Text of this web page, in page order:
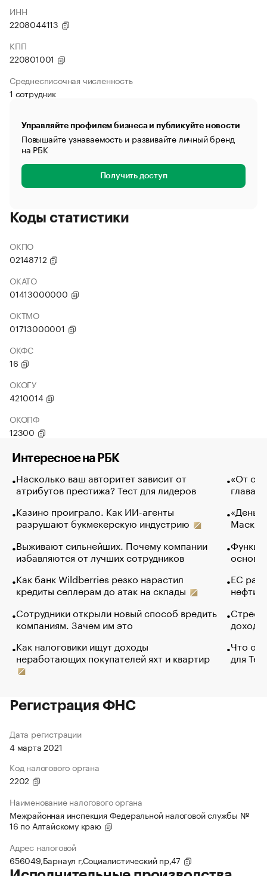
ИНН
2208044113
КПП
220801001
Среднесписочная численность
1 сотрудник
Управляйте профилем бизнеса и публикуйте новости
Повышайте узнаваемость и развивайте личный бренд
на РБК
Получить доступ
Коды статистики
ОКПО
02148712
ОКАТО
01413000000
ОКТМО
01713000001
ОКФС
16
ОКОГУ
4210014
ОКОПФ
12300
Интересное на РБК
Насколько ваш авторитет зависит от
атрибутов престижа? Тест для лидеров
Казино проиграло. Как ИИ-агенты
разрушают букмекерскую индустрию
Выживают сильнейших. Почему компании
избавляются от лучших сотрудников
Как банк Wildberries резко нарастил
кредиты селлерам до атак на склады
Сотрудники открыли новый способ вредить
компаниям. Зачем им это
Как налоговики ищут доходы
неработающих покупателей яхт и квартир
«От
глава
Маск в
основ
ЕС
нефти
Что
для
Регистрация ФНС
Дата регистрации
4 марта 2021
Код налогового органа
2202
Наименование налогового органа
Межрайонная инспекция Федеральной налоговой службы №
16 по Алтайскому краю
Адрес налоговой
656049,Барнаул г,Социалистический пр,47